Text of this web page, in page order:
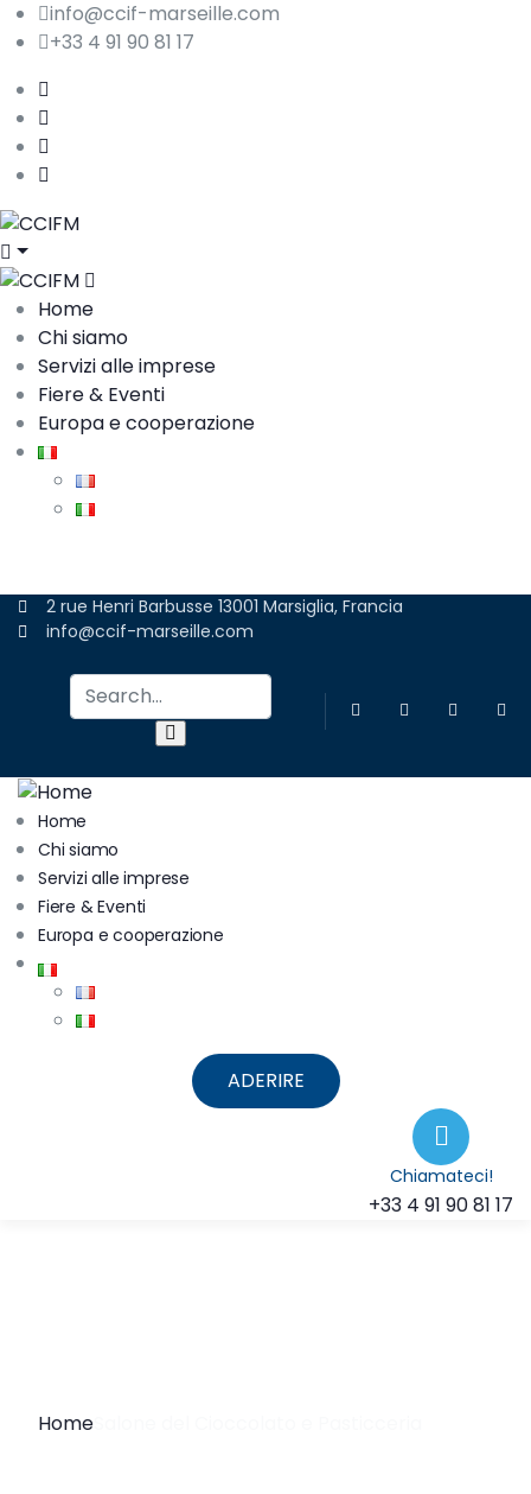
info@ccif-marseille.com
+33 4 91 90 81 17
Home
Chi siamo
Servizi alle imprese
Fiere & Eventi
Europa e cooperazione
2 rue Henri Barbusse 13001 Marsiglia, Francia
info@ccif-marseille.com
Home
Chi siamo
Servizi alle imprese
Fiere & Eventi
Europa e cooperazione
ADERIRE
Chiamateci!
+33 4 91 90 81 17
Home